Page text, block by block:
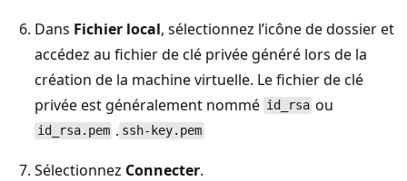
Dans Fichier local, sélectionnez l’icône de dossier et
accédez au fichier de clé privée généré lors de la
création de la machine virtuelle. Le fichier de clé
privée est généralement nommé id_rsa ou
id_rsa.pem . ssh-key.pem
Sélectionnez Connecter.